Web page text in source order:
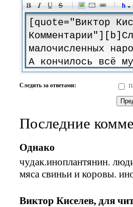
-
-
-
-
-
-
-
-
-
-
-
-
-
Следить за ответами:
Последние
Однако
чудак.иноплантянин.
мяса свиньи и коровы.
Виктор Киселев, для